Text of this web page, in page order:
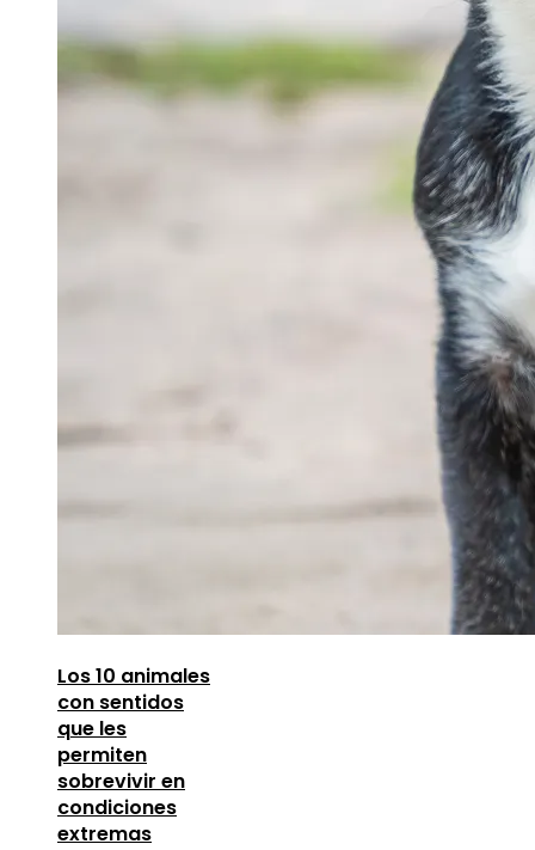
Los 10 animales
con sentidos
que les
permiten
sobrevivir en
condiciones
extremas